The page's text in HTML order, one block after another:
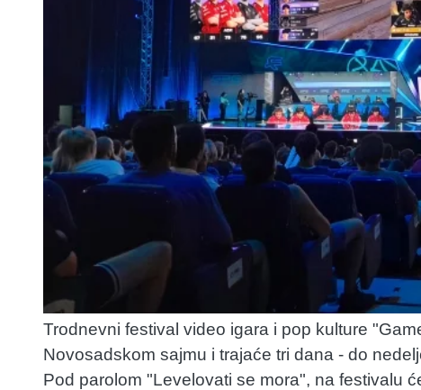
Trodnevni festival video igara i pop kulture
Novosadskom sajmu i trajaće tri dana - do
Pod parolom "Levelovati se mora", na festivalu